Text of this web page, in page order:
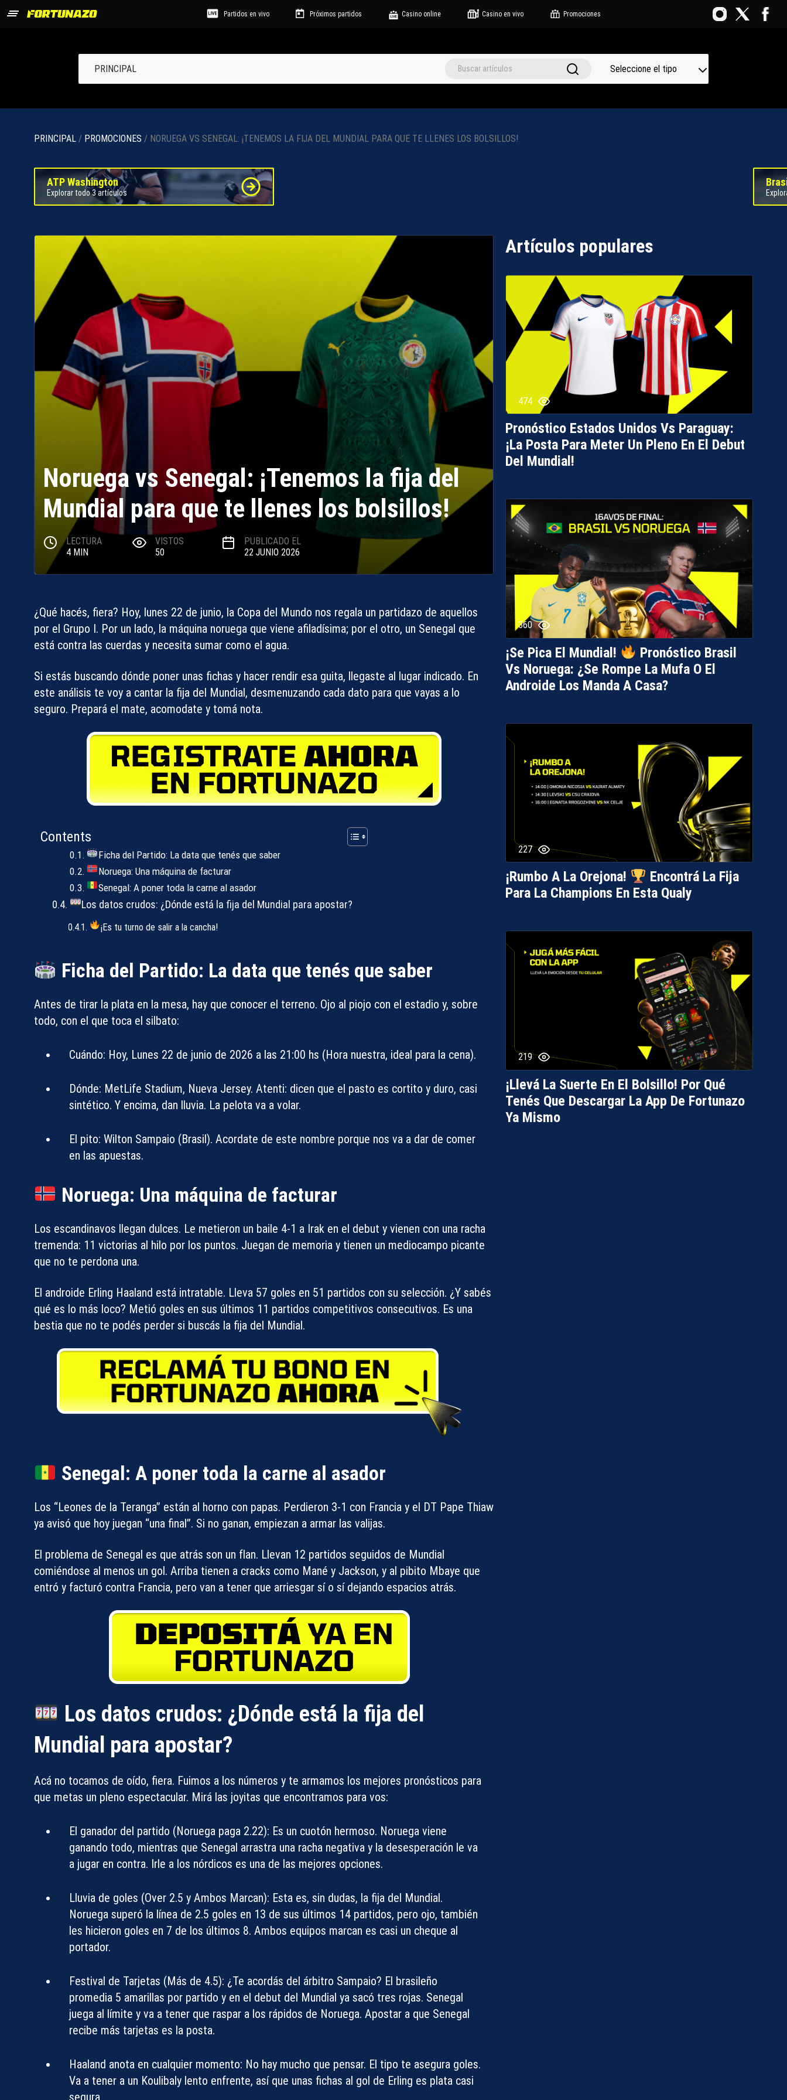
Partidos en vivo Próximos partidos Casino online Casino en vivo Promociones
PRINCIPAL Seleccione el tipo
PRINCIPAL/ PROMOCIONES / NORUEGA VS SENEGAL: ¡TENEMOS LA FIJA DEL MUNDIAL PARA QUE TE LLENES LOS BOLSILLOS!
ATP Washington
Explorar todo 3 artículos
Noruega vs Senegal: ¡Tenemos la fija del
Mundial para que te llenes los bolsillos!
LECTURA
4 MIN
VISTOS
50
PUBLICADO EL
22 JUNIO 2026
¿Qué hacés, fiera? Hoy, lunes 22 de junio, la Copa del Mundo nos regala un partidazo de aquellos
por el Grupo I. Por un lado, la máquina noruega que viene afiladísima; por el otro, un Senegal que
está contra las cuerdas y necesita sumar como el agua.
Si estás buscando dónde poner unas fichas y hacer rendir esa guita, llegaste al lugar indicado. En
este análisis te voy a cantar la fija del Mundial, desmenuzando cada dato para que vayas a lo
seguro. Prepará el mate, acomodate y tomá nota.
Contents
Ficha del Partido: La data que tenés que saber
Noruega: Una máquina de facturar
Senegal: A poner toda la carne al asador
Los datos crudos: ¿Dónde está la fija del Mundial para apostar?
¡Es tu turno de salir a la cancha!
Ficha del Partido: La data que tenés que saber
Antes de tirar la plata en la mesa, hay que conocer el terreno. Ojo al piojo con el estadio y, sobre
todo, con el que toca el silbato:
Cuándo: Hoy, Lunes 22 de junio de 2026 a las 21:00 hs (Hora nuestra, ideal para la cena).
Dónde: MetLife Stadium, Nueva Jersey. Atenti: dicen que el pasto es cortito y duro, casi
sintético. Y encima, dan lluvia. La pelota va a volar.
El pito: Wilton Sampaio (Brasil). Acordate de este nombre porque nos va a dar de comer
en las apuestas.
Noruega: Una máquina de facturar
Los escandinavos llegan dulces. Le metieron un baile 4-1 a Irak en el debut y vienen con una racha
tremenda: 11 victorias al hilo por los puntos. Juegan de memoria y tienen un mediocampo picante
que no te perdona una.
El androide Erling Haaland está intratable. Lleva 57 goles en 51 partidos con su selección. ¿Y sabés
qué es lo más loco? Metió goles en sus últimos 11 partidos competitivos consecutivos. Es una
bestia que no te podés perder si buscás la fija del Mundial.
Senegal: A poner toda la carne al asador
Los “Leones de la Teranga” están al horno con papas. Perdieron 3-1 con Francia y el DT Pape Thiaw
ya avisó que hoy juegan “una final”. Si no ganan, empiezan a armar las valijas.
El problema de Senegal es que atrás son un flan. Llevan 12 partidos seguidos de Mundial
comiéndose al menos un gol. Arriba tienen a cracks como Mané y Jackson, y al pibito Mbaye que
entró y facturó contra Francia, pero van a tener que arriesgar sí o sí dejando espacios atrás.
Los datos crudos: ¿Dónde está la fija del
Mundial para apostar?
Acá no tocamos de oído, fiera. Fuimos a los números y te armamos los mejores pronósticos para
que metas un pleno espectacular. Mirá las joyitas que encontramos para vos:
El ganador del partido (Noruega paga 2.22): Es un cuotón hermoso. Noruega viene
ganando todo, mientras que Senegal arrastra una racha negativa y la desesperación le va
a jugar en contra. Irle a los nórdicos es una de las mejores opciones.
Lluvia de goles (Over 2.5 y Ambos Marcan): Esta es, sin dudas, la fija del Mundial.
Noruega superó la línea de 2.5 goles en 13 de sus últimos 14 partidos, pero ojo, también
les hicieron goles en 7 de los últimos 8. Ambos equipos marcan es casi un cheque al
portador.
Festival de Tarjetas (Más de 4.5): ¿Te acordás del árbitro Sampaio? El brasileño
promedia 5 amarillas por partido y en el debut del Mundial ya sacó tres rojas. Senegal
juega al límite y va a tener que raspar a los rápidos de Noruega. Apostar a que Senegal
recibe más tarjetas es la posta.
Haaland anota en cualquier momento: No hay mucho que pensar. El tipo te asegura goles.
Va a tener a un Koulibaly lento enfrente, así que unas fichas al gol de Erling es plata casi
Artículos populares
474
Pronóstico Estados Unidos Vs Paraguay:
¡La Posta Para Meter Un Pleno En El Debut
Del Mundial!
360
¡Se Pica El Mundial!
Pronóstico Brasil
Vs Noruega: ¿Se Rompe La Mufa O El
Androide Los Manda A Casa?
227
¡Rumbo A La Orejona!
Encontrá La Fija
Para La Champions En Esta Qualy
219
¡Llevá La Suerte En El Bolsillo! Por Qué
Tenés Que Descargar La App De Fortunazo
Ya Mismo
Compartir con: